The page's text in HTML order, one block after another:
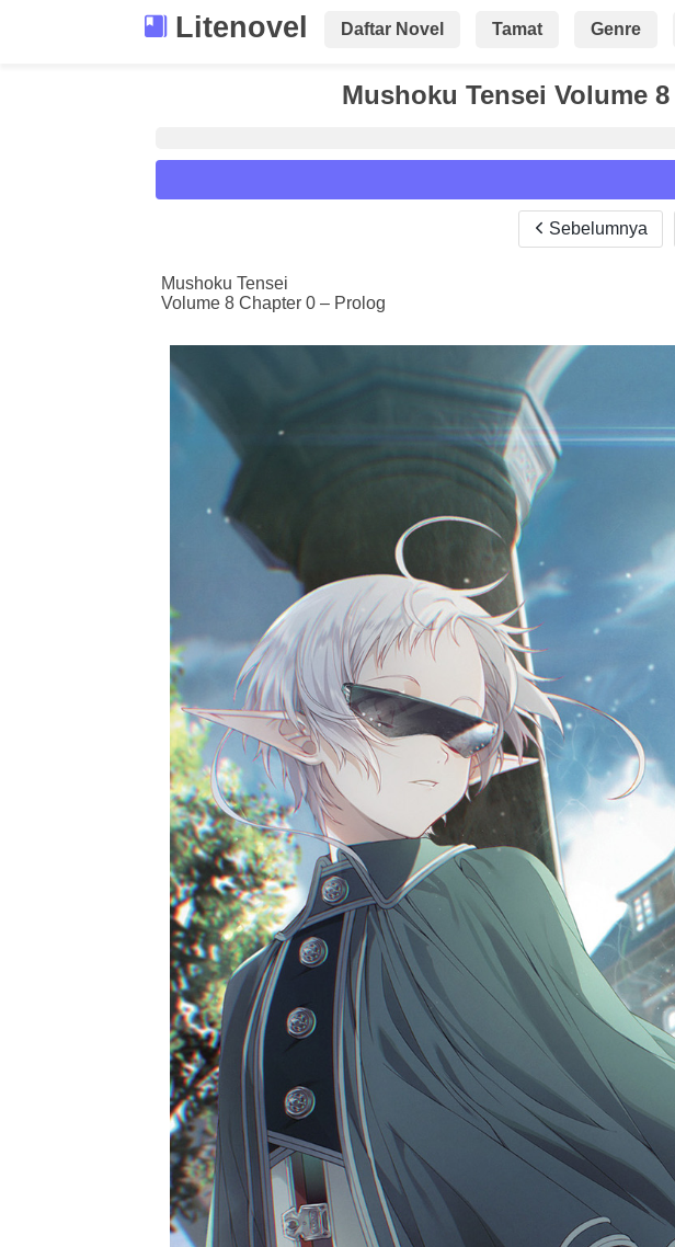
Litenovel Daftar Novel Tamat Genre
Mushoku Tensei Volume
Font :
Titillium Web
Arial
Size :
A-
Sebelumnya
Mushoku Tensei
Volume 8 Chapter 0 – Prolog